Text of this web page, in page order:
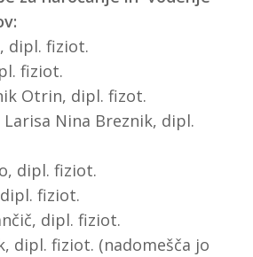
dipl. fiziot.
fiziot.
Otrin, dipl. fizot.
Nina Breznik, dipl.
dipl. fiziot.
fiziot.
dipl. fiziot.
dipl. fiziot. (nadomešča jo